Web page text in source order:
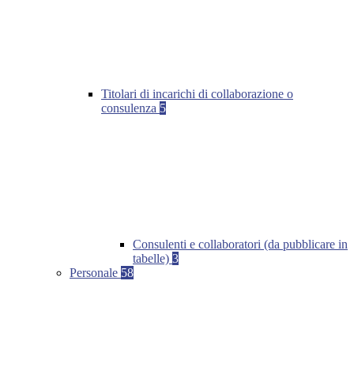
Titolari di incarichi di collaborazione o
consulenza 5
Consulenti e collaboratori (da pubblicare in
tabelle) 3
Personale 58